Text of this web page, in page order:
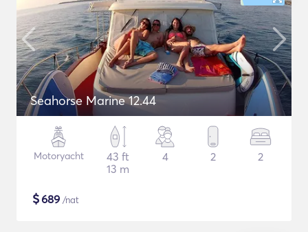
Seahorse Marine 12.44
Motoryacht
43 ft
13 m
4 2 2
$689 /nat